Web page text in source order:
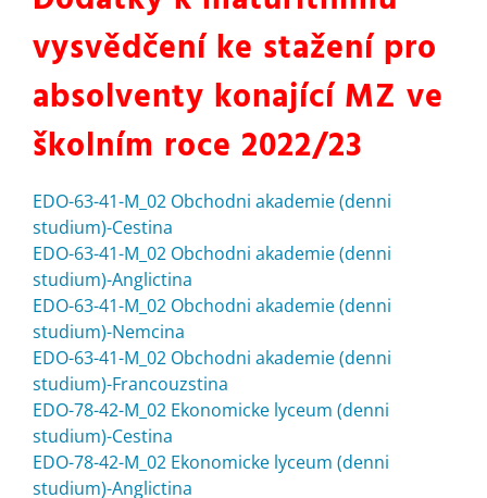
vysvědčení ke stažení pro
absolventy konající MZ ve
školním roce 2022/23
EDO-63-41-M_02 Obchodni akademie (denni
studium)-Cestina
EDO-63-41-M_02 Obchodni akademie (denni
studium)-Anglictina
EDO-63-41-M_02 Obchodni akademie (denni
studium)-Nemcina
EDO-63-41-M_02 Obchodni akademie (denni
studium)-Francouzstina
EDO-78-42-M_02 Ekonomicke lyceum (denni
studium)-Cestina
EDO-78-42-M_02 Ekonomicke lyceum (denni
studium)-Anglictina